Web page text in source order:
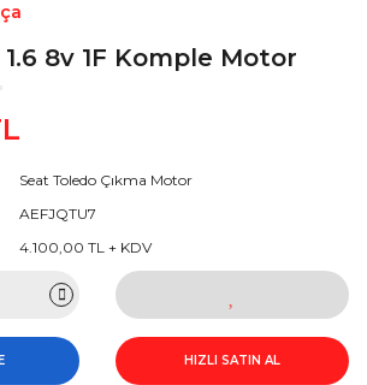
8v 1F Komple Motor
Seat Toledo Çıkma Motor
AEFJQTU7
4.100,00 TL + KDV
HIZLI SATIN AL